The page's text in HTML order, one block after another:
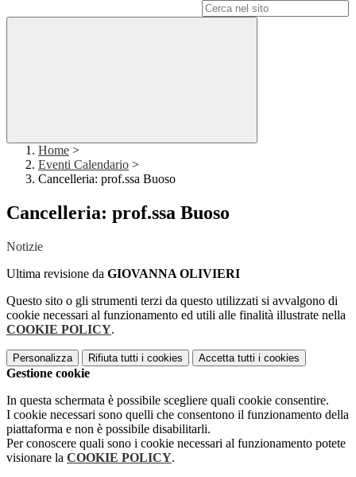
Home >
Eventi Calendario >
Cancelleria: prof.ssa Buoso
Cancelleria: prof.ssa Buoso
Notizie
Ultima revisione da GIOVANNA OLIVIERI
Questo sito o gli strumenti terzi da questo utilizzati si avvalgono di
cookie necessari al funzionamento ed utili alle finalità illustrate nella
COOKIE POLICY.
Personalizza Rifiuta tutti i cookies Accetta tutti i cookies
Gestione cookie
In questa schermata è possibile scegliere quali cookie consentire.
I cookie necessari sono quelli che consentono il funzionamento della
piattaforma e non è possibile disabilitarli.
Per conoscere quali sono i cookie necessari al funzionamento potete
visionare la COOKIE POLICY.